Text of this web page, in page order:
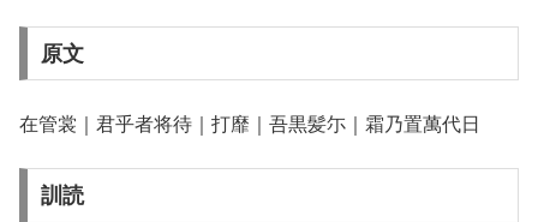
原文
在管裳｜君乎者将待｜打靡｜吾黒髪尓｜霜乃置萬代日
訓読